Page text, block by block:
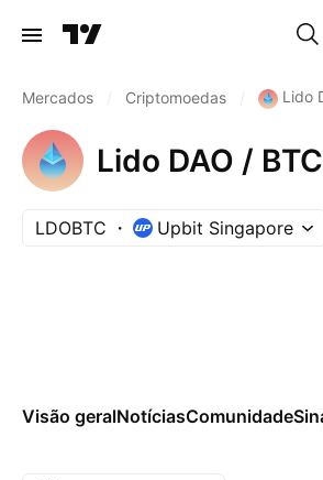
Mercados Criptomoedas Lido
Lido DAO / BTC
LDOBTC Upbit Singapore
Visão geralNotíciasComunidade